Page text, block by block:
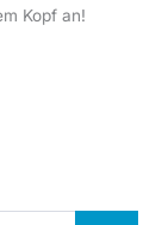
Kopf an!